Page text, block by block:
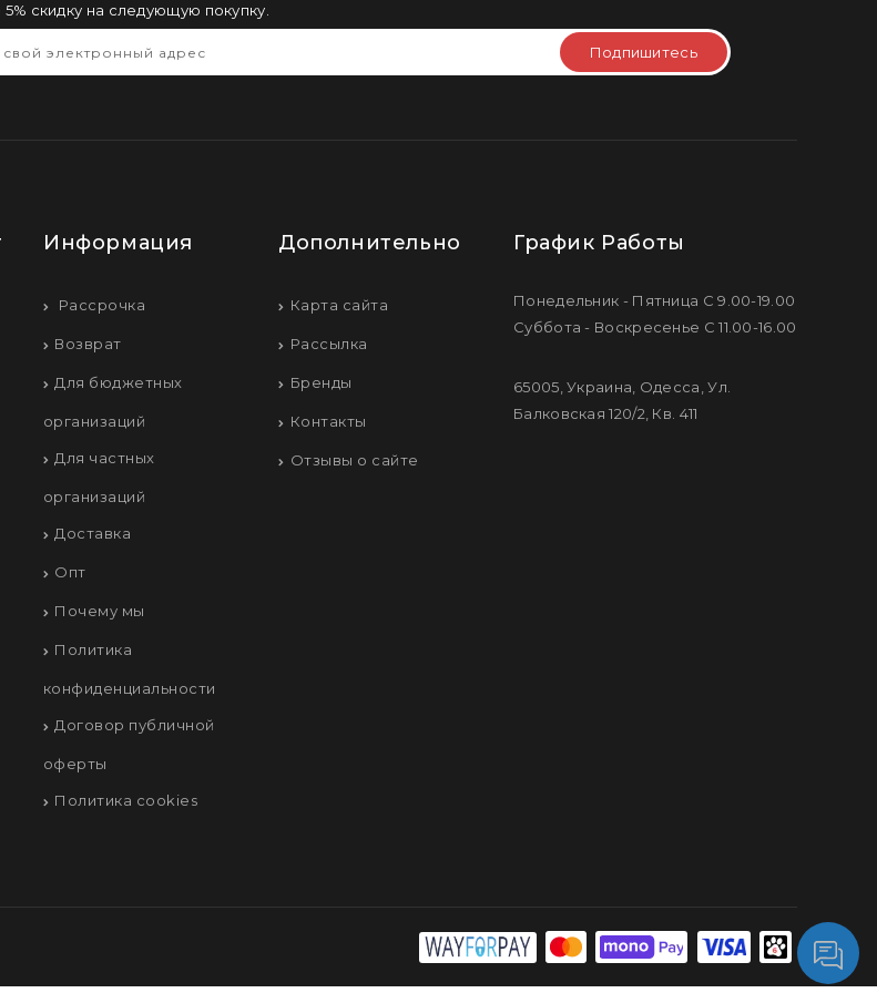
скидку на следующую покупку.
Подпишитесь
Информация
Рассрочка
Возврат
Для бюджетных
организаций
Для частных
организаций
Доставка
Опт
Почему мы
Политика
конфиденциальности
Договор публичной
оферты
Политика cookies
Дополнительно
Карта сайта
Рассылка
Бренды
Контакты
Отзывы о сайте
График Работы
Понедельник - Пятница С 9.00-19.00
Суббота - Воскресенье С 11.00-16.00
65005, Украина, Одесса, Ул.
Балковская 120/2, Кв. 411